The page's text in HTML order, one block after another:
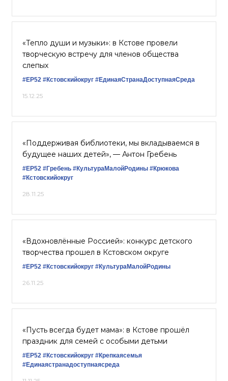
«Тепло души и музыки»: в Кстове провели
творческую встречу для членов общества
слепых
#ЕР52 #Кстовскийокруг #ЕдинаяСтранаДоступнаяСреда
15.12.25
«Поддерживая библиотеки, мы вкладываемся в
будущее наших детей», — Антон Гребень
#ЕР52 #Гребень #КультураМалойРодины #Крюкова
#Кстовскийокруг
28.11.25
«Вдохновлённые Россией»: конкурс детского
творчества прошел в Кстовском округе
#ЕР52 #Кстовскийокруг #КультураМалойРодины
26.11.25
«Пусть всегда будет мама»: в Кстове прошёл
праздник для семей с особыми детьми
#ЕР52 #Кстовскийокруг #Крепкаясемья
#Единаястранадоступнаясреда